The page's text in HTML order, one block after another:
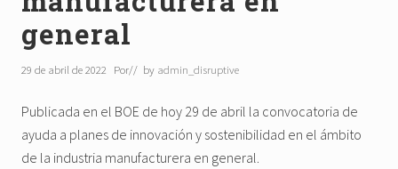
general
29 de abril de 2022 Por// by admin_disruptive
Publicada en el BOE de hoy 29 de abril la convocatoria de
ayuda a planes de innovación y sostenibilidad en el ámbito
de la industria manufacturera en general.